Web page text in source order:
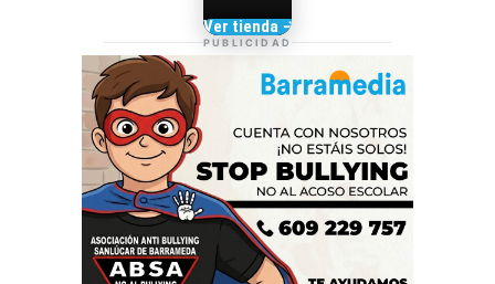
TIENDA DE
Camisetas de Sanlúcar
Ver tienda →
PUBLICIDAD